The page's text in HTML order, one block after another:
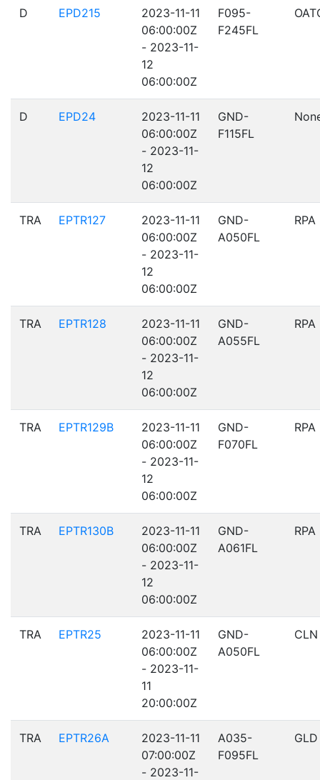
D EPD215
2023-11-11
06:00:00Z
- 2023-11-
12
06:00:00Z
F095-
F245FL
D EPD24
2023-11-11
06:00:00Z
- 2023-11-
12
06:00:00Z
GND-
F115FL
TRA EPTR127
2023-11-11
06:00:00Z
- 2023-11-
12
06:00:00Z
GND-
A050FL
RPA
TRA EPTR128
2023-11-11
06:00:00Z
- 2023-11-
12
06:00:00Z
GND-
A055FL
RPA
TRA EPTR129B
2023-11-11
06:00:00Z
- 2023-11-
12
06:00:00Z
GND-
F070FL
RPA
TRA EPTR130B
2023-11-11
06:00:00Z
- 2023-11-
12
06:00:00Z
GND-
A061FL
RPA
TRA EPTR25
2023-11-11
06:00:00Z
- 2023-11-
11
20:00:00Z
GND-
A050FL
CLN
TRA EPTR26A
2023-11-11
07:00:00Z
- 2023-11-
A035-
F095FL